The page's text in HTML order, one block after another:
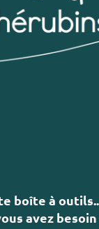
boîte à
avez